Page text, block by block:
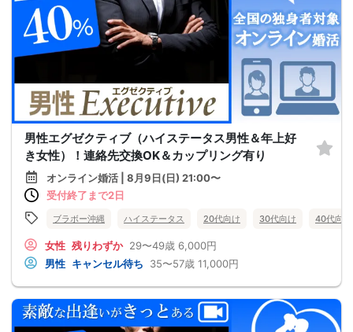
男性エグゼクティブ（ハイステータス男性＆年上好
き女性）！連絡先交換OK＆カップリング有り
オンライン婚活 | 8月9日(日) 21:00〜
受付終了まで2日
ブラボー沖縄 ハイステータス 20代向け 30代向け 40代向け
女性 残りわずか 29〜49歳 6,000円
男性 キャンセル待ち 35〜57歳 11,000円